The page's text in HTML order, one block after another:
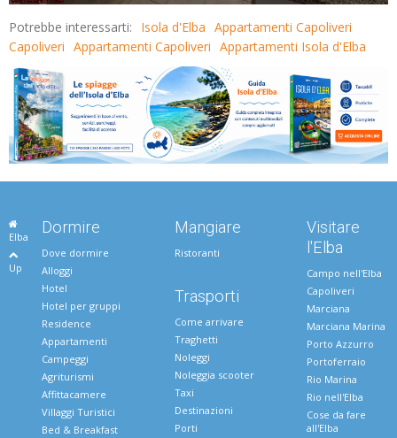
Potrebbe interessarti: Isola d'Elba Appartamenti Capoliveri
Capoliveri Appartamenti Capoliveri Appartamenti Isola d'Elba
Elba
Up
Dormire
Dove dormire
Alloggi
Hotel
Hotel per gruppi
Residence
Appartamenti
Campeggi
Agriturismi
Affittacamere
Villaggi Turistici
Bed & Breakfast
Mangiare
Ristoranti
Trasporti
Come arrivare
Traghetti
Noleggi
Noleggia scooter
Taxi
Destinazioni
Porti
Visitare
l'Elba
Campo nell'Elba
Capoliveri
Marciana
Marciana Marina
Porto Azzurro
Portoferraio
Rio Marina
Rio nell'Elba
Cose da fare
all'Elba